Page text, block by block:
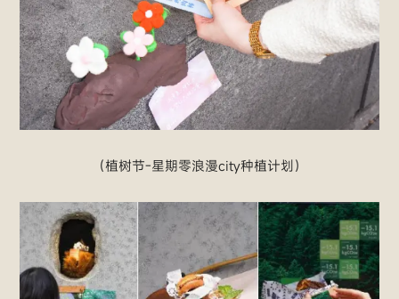
（植树节-星期零浪漫city种植计划）